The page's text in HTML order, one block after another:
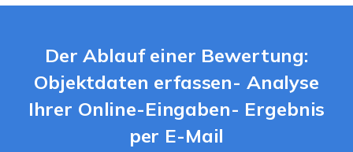
Der Ablauf einer Bewertung:
Objektdaten erfassen- Analyse
Ihrer Online-Eingaben- Ergebnis
per E-Mail